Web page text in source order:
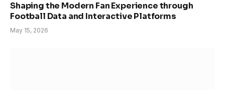
Shaping the Modern Fan Experience through
Football Data and Interactive Platforms
May 15, 2026